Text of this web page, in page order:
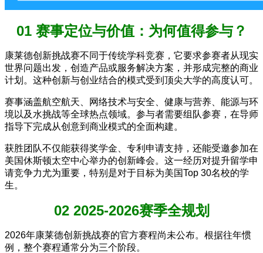
01 赛事定位与价值：为何值得参与？
康莱德创新挑战赛不同于传统学科竞赛，它要求参赛者从现实
世界问题出发，创造产品或服务解决方案，并形成完整的商业
计划。这种创新与创业结合的模式受到顶尖大学的高度认可。
赛事涵盖航空航天、网络技术与安全、健康与营养、能源与环
境以及水挑战等全球热点领域。参与者需要组队参赛，在导师
指导下完成从创意到商业模式的全面构建。
获胜团队不仅能获得奖学金、专利申请支持，还能受邀参加在
美国休斯顿太空中心举办的创新峰会。这一经历对提升留学申
请竞争力尤为重要，特别是对于目标为美国Top 30名校的学
生。
02 2025-2026赛季全规划
2026年康莱德创新挑战赛的官方赛程尚未公布。根据往年惯
例，整个赛程通常分为三个阶段。